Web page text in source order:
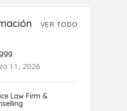
VER TODO
11, 2026
Law Firm &